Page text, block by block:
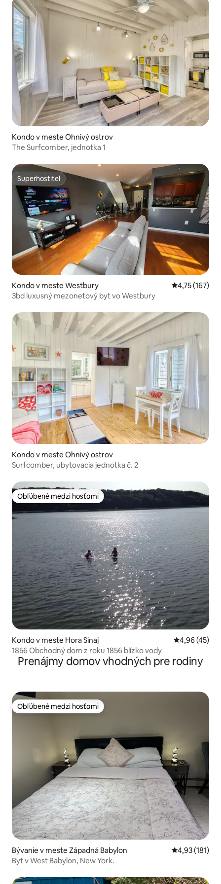
Kondo v meste Ohnivý ostrov
The Surfcomber, jednotka 1
Superhostiteľ
Superhostiteľ
Kondo v meste Westbury Priemerné
4,75 (167)
3bd luxusný mezonetový byt vo Westbury
Kondo v meste Ohnivý ostrov
Surfcomber, ubytovacia jednotka č. 2
Obľúbené medzi hosťami
Obľúbené medzi hosťami
Kondo v meste Hora Sinaj Priemerné
4,96 (45)
1856 Obchodný dom z roku 1856 blízko vody
Prenájmy domov vhodných pre rodiny
Obľúbené medzi hosťami
Obľúbené medzi hosťami
Bývanie v meste Západná Babylon Priemerné
4,93 (181)
Byt v West Babylon, New York.